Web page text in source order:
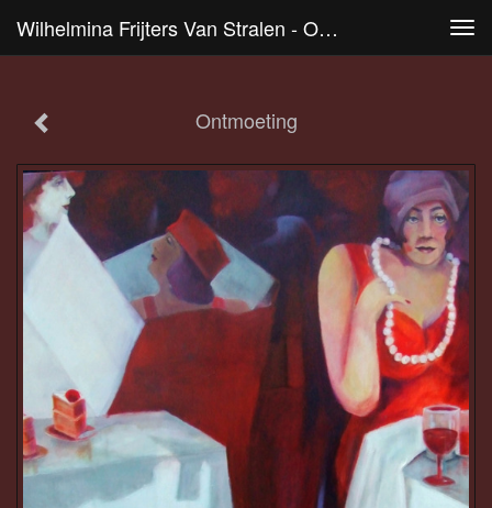
Wilhelmina Frijters Van Stralen - Ontmoeting
Ontmoeting